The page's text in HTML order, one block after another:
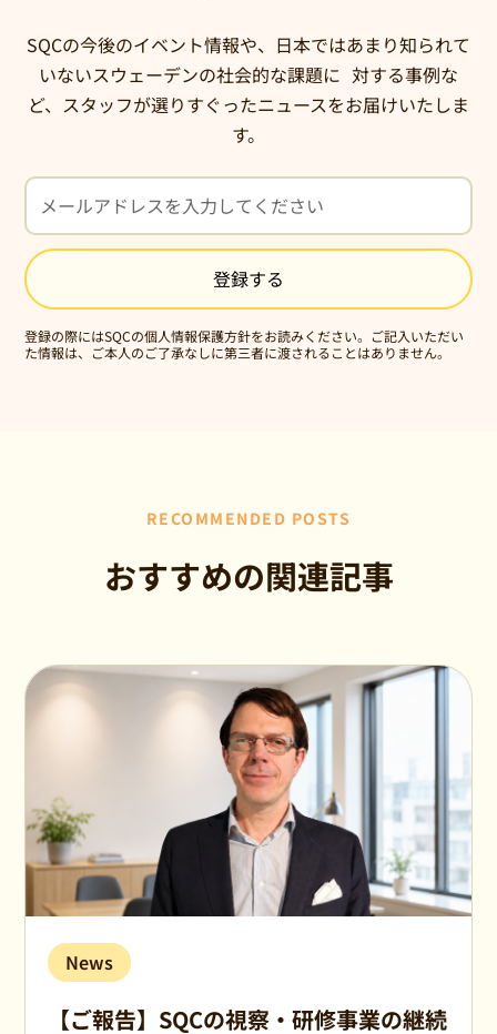
SQCの今後のイベント情報や、日本ではあまり知られて
いないスウェーデンの社会的な課題に 対する事例な
ど、スタッフが選りすぐったニュースをお届けいたしま
す。
登録の際にはSQCの個人情報保護方針をお読みください。ご記入いただい
た情報は、ご本人のご了承なしに第三者に渡されることはありません。
RECOMMENDED POSTS
おすすめの関連記事
News
【ご報告】SQCの視察・研修事業の継続